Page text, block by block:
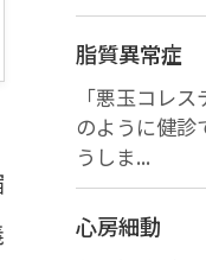
脂質異常症
「悪玉コレ
のように健診
うしま...
心房細動